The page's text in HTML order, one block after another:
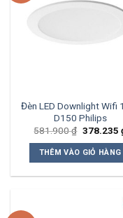
Đèn LED Downlight Wifi
D150 Philips
581.900₫ Giá
là:
581.900 ₫.
378.235
THÊM VÀO GIỎ HÀNG